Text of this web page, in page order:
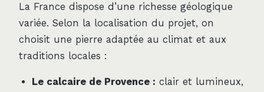
La France dispose d’une richesse géologique
variée. Selon la localisation du projet, on
choisit une pierre adaptée au climat et aux
traditions locales :
Le calcaire de Provence : clair et lumineux,